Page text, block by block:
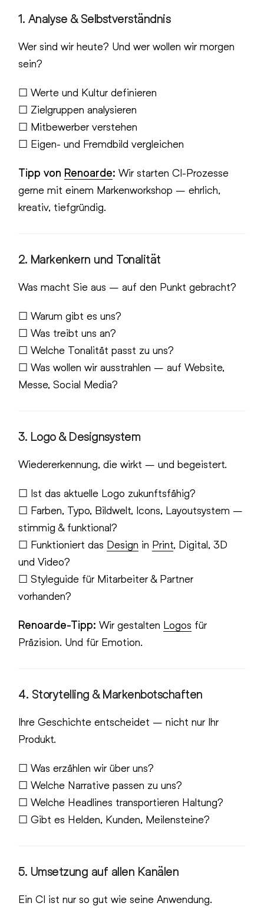
1. Analyse & Selbstverständnis
Wer sind wir heute? Und wer wollen wir morgen
sein?
☐ Werte und Kultur definieren
☐ Zielgruppen analysieren
☐ Mitbewerber verstehen
☐ Eigen- und Fremdbild vergleichen
Tipp von Renoarde: Wir starten CI-Prozesse
gerne mit einem Markenworkshop – ehrlich,
kreativ, tiefgründig.
2. Markenkern und Tonalität
Was macht Sie aus – auf den Punkt gebracht?
☐ Warum gibt es uns?
☐ Was treibt uns an?
☐ Welche Tonalität passt zu uns?
☐ Was wollen wir ausstrahlen – auf Website,
Messe, Social Media?
3. Logo & Designsystem
Wiedererkennung, die wirkt – und begeistert.
☐ Ist das aktuelle Logo zukunftsfähig?
☐ Farben, Typo, Bildwelt, Icons, Layoutsystem –
stimmig & funktional?
☐ Funktioniert das Design in Print, Digital, 3D
und Video?
☐ Styleguide für Mitarbeiter & Partner
vorhanden?
Renoarde-Tipp: Wir gestalten Logos für
Präzision. Und für Emotion.
4. Storytelling & Markenbotschaften
Ihre Geschichte entscheidet – nicht nur Ihr
Produkt.
☐ Was erzählen wir über uns?
☐ Welche Narrative passen zu uns?
☐ Welche Headlines transportieren Haltung?
☐ Gibt es Helden, Kunden, Meilensteine?
5. Umsetzung auf allen Kanälen
Ein CI ist nur so gut wie seine Anwendung.